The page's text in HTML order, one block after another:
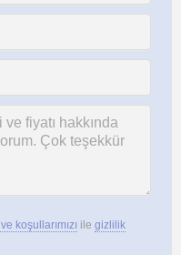
koşullarımızı ile gizlilik